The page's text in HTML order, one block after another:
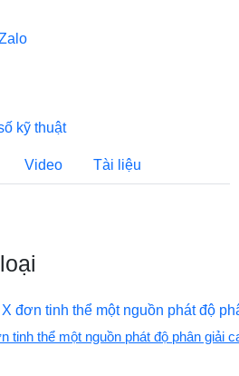
kỹ thuật
Video Tài liệu
tinh thể một nguồn phát độ phân giải